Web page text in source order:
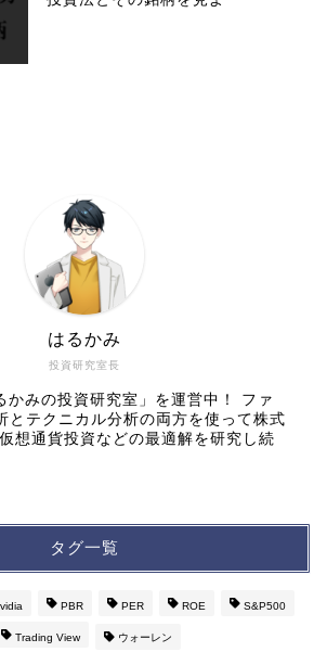
投資研究室長
はるかみ
かみの投資研究室」を運営中！ ファ
とテクニカル分析の両方を使って株式
想通貨投資などの最適解を研究し続
タグ一覧
PBR PER ROE S&P500
Trading View ウォーレン